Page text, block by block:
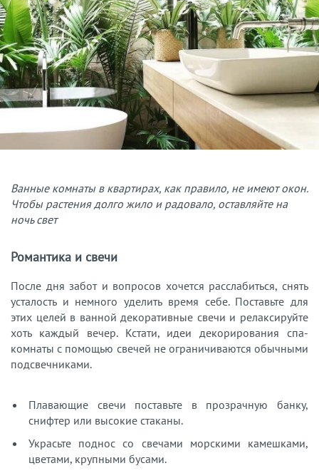
Ванные комнаты в квартирах, как правило, не имеют окон.
Чтобы растения долго жило и радовало, оставляйте на
ночь свет
Романтика и свечи
После дня забот и вопросов хочется расслабиться, снять
усталость и немного уделить время себе. Поставьте для
этих целей в ванной декоративные свечи и релаксируйте
хоть каждый вечер. Кстати, идеи декорирования спа-
комнаты с помощью свечей не ограничиваются обычными
подсвечниками.
Плавающие свечи поставьте в прозрачную банку,
снифтер или высокие стаканы.
Украсьте поднос со свечами морскими камешками,
цветами, крупными бусами.